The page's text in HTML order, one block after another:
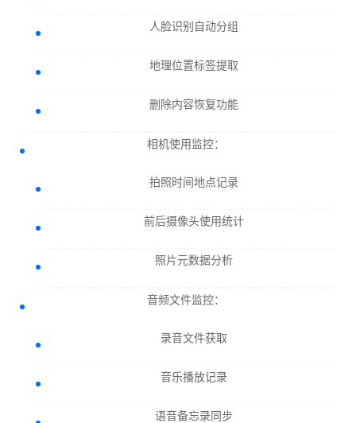
人脸识别自动分组
地理位置标签提取
删除内容恢复功能
相机使用监控：
拍照时间地点记录
前后摄像头使用统计
照片元数据分析
音频文件监控：
录音文件获取
音乐播放记录
语音备忘录同步